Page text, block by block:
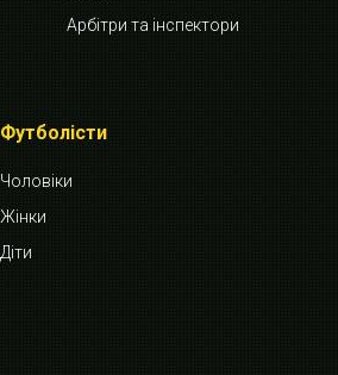
Арбітри та інспектори
Футболісти
Чоловіки
Жінки
Діти